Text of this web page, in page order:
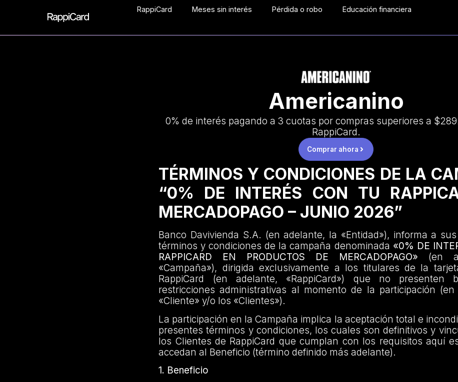
RappiCard Meses sin interés Pérdida o robo Educación financiera
Americanino
0% de interés pagando a 3 cuotas por compras superiores a
RappiCard.
Comprar ahora
TÉRMINOS Y CONDICIONES DE LA
“0% DE INTERÉS CON TU
MERCADOPAGO – JUNIO 2026”
Banco Davivienda S.A. (en adelante, la «Entidad»), informa a
términos y condiciones de la campaña denominada «0% DE
RAPPICARD EN PRODUCTOS DE MERCADOPAGO» (en
«Campaña»), dirigida exclusivamente a los titulares de la
RappiCard (en adelante, «RappiCard») que no presenten
restricciones administrativas al momento de la participación
«Cliente» y/o los «Clientes»).
La participación en la Campaña implica la aceptación total e
presentes términos y condiciones, los cuales son definitivos y
los Clientes de RappiCard que cumplan con los requisitos aquí
accedan al Beneficio (término definido más adelante).
1. Beneficio